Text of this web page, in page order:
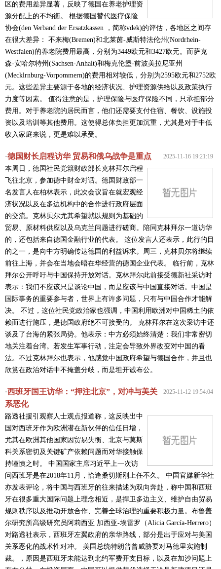
区的费用差异显著，反映了德国在养老护理资
源分配上的不均衡。 根据德国替代医疗保险
协会(den Verband der Ersatzkassen ，简称vdek)的评估，各地区之间存
在很大差异： 不来梅(Bremen)和北莱茵-威斯特法伦州(Nordrhein-
Westfalen)的养老院费用最高，分别为3449欧元和3427欧元。而萨克
森-安哈尔特州(Sachsen-Anhalt)和梅克伦堡-前波美拉尼亚州
(Mecklrnburg-Vorpommern)的费用相对较低，分别为2595欧元和2752欧
元。这些差异主要源于各地的经济状况、护理资源供给以及政策执行
力度等因素。 值得注意的是，护理保险与医疗保险不同，只承担部分
费用。对于养老院的居民而言，他们还需要支付住宿、餐饮、设施投
资以及培训等其他费用。这使得总体负担更加沉重，尤其是对于中低
收入家庭来说，更是难以承受。
2025-11-16 19:21:19
·德国财长启程访华 贸易和俄乌战争是重点
本周日，德国社民党籍财政部长克林拜尔启程
飞往北京，参加德中财金对话。德国财政部一
名发言人在柏林表示，此次会议旨在就宏观经
济状况以及在多边机构中的合作进行政府层面
的交流。克林贝尔尤其希望就以规则为基础的
贸易、原材料供应以及乌克兰问题进行磋商。陪同克林拜尔一道访华
的，还包括来自德国金融行业的代表。 这位发言人还表示，此行的目
的之一，是向中方明确传达德国的利益诉求。周三，克林贝尔将继续
前往上海，并会在当地会晤在华经营的德国企业代表。 临行前，克林
拜尔公开呼吁与中国保持开放对话。克林拜尔此前接受德新社采访时
表示：我们不应该只是谈论中国，而是应该与中国直接对话。中国是
国际事务的重要参与者，世界上有许多问题，只有与中国合作才能解
决。 不过，这位社民党政治家也强调，中国利用欧洲对中国稀土的依
赖而进行施压，是德国政府绝不可接受的。 克林拜尔在这次采访中还
谈及了台海的紧张局势。他表示：中方必须始终清楚：我们非常密切
地关注着台湾。若发生军事行动，注定会导致外界改变对中国的看
法。不过克林拜尔也表示，他感觉中国政府希望与德国合作，并且也
欣赏在政治对话中不掩盖分歧，而是坦开诚布公。
2025-11-12 19:54:04
·西班牙国王访华：“押注北京”，对冲与美关
系恶化
路透社援引观察人士观点报道称，这反映出中
国对西班牙作为欧洲潜在新伙伴的信任日增，
尤其在欧洲其他国家因贸易失衡、北京与莫斯
科关系密切及关键矿产依赖问题而对华接触保
持谨慎之时。 中国国家主席习近平上一次访
问西班牙是在2018年11月，恰逢桑切斯刚上任不久。 中国官媒新华社
亦发表评论，将中国与西班牙的往来描述为双向奔赴，称中国和西班
牙在很多重大国际问题上理念相近，是捍卫多边主义、维护自由贸易
规则秩序以及推动开放合作、完善全球治理的重要积极力量。布鲁盖
尔研究所高级研究员阿莉西亚 加西亚-埃雷罗（Alicia García-Herrero）
对路透社表示，西班牙左翼政府的亲华路线，部分是出于应对与美国
关系恶化的战术性对冲。 美国总统特朗普曾威胁要对马德里实施制
裁。，原因是西班牙未能达到北约军费开支目标，以及在加沙问题上